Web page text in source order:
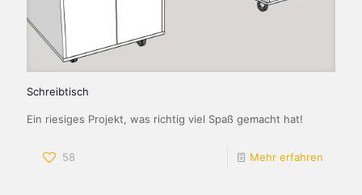
Schreibtisch
Ein riesiges Projekt, was richtig viel Spaß gemacht hat!
58 Mehr erfahren